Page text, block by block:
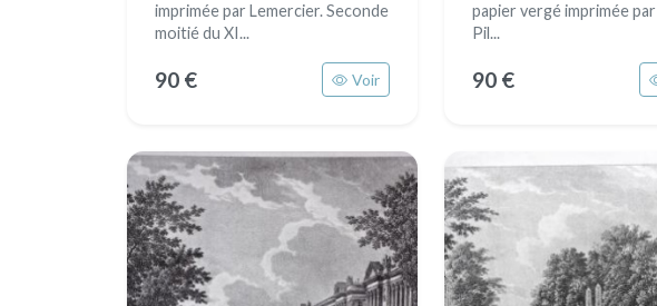
imprimée par Lemercier. Seconde
moitié du XI...
90 € Voir
papier vergé imprimée
Pil...
90 €